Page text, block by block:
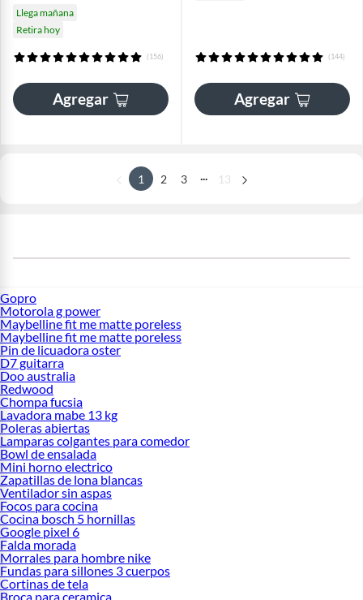
Llega mañana
Retira hoy
(156)
Agregar
(144)
Agregar
1 2 3 13
Gopro
Motorola g power
Maybelline fit me matte poreless
Maybelline fit me matte poreless
Pin de licuadora oster
D7 guitarra
Doo australia
Redwood
Chompa fucsia
Lavadora mabe 13 kg
Poleras abiertas
Lamparas colgantes para comedor
Bowl de ensalada
Mini horno electrico
Zapatillas de lona blancas
Ventilador sin aspas
Focos para cocina
Cocina bosch 5 hornillas
Google pixel 6
Falda morada
Morrales para hombre nike
Fundas para sillones 3 cuerpos
Cortinas de tela
Broca para ceramica